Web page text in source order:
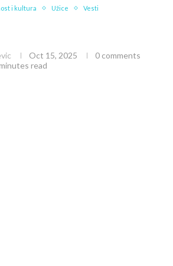
i kultura Užice Vesti
Oct 15, 2025
0 comments
read